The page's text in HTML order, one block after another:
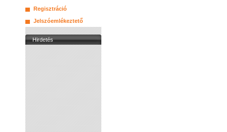
Regisztráció
Jelszóemlékeztető
Hirdetés